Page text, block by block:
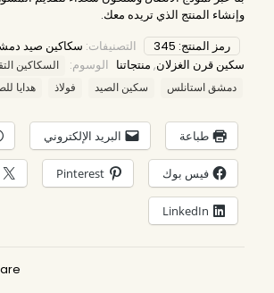
وإنشاء المنتج الذي تريده معك.
رمز المنتج: 345 التصنيفات: سكاكين صيد
سكين قرن الغزلان, منتجاتنا الوسوم:
السكاكين
دمشق استانلس
سكين الصيد فولاذ هدايا
طباعة البريد الإلكتروني
فيس بوك Pinterest
LinkedIn